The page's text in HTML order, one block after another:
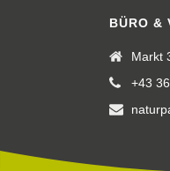
BÜRO &
Markt
+43